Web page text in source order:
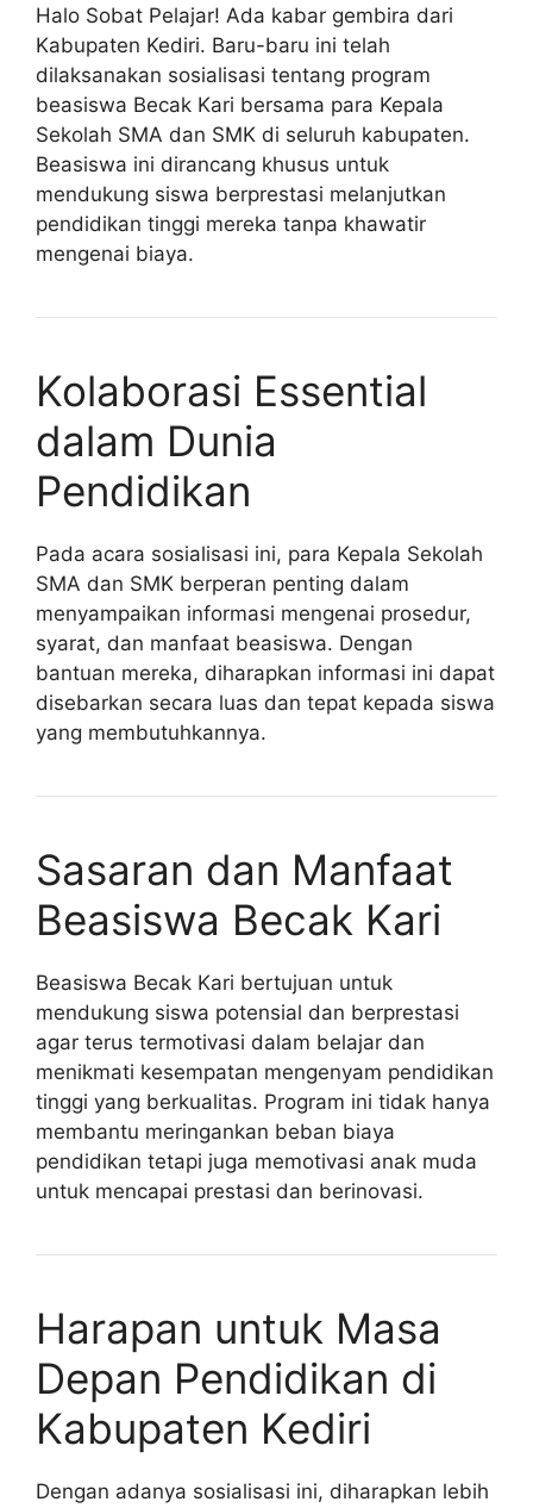
Halo Sobat Pelajar! Ada kabar gembira dari
Kabupaten Kediri. Baru-baru ini telah
dilaksanakan sosialisasi tentang program
beasiswa Becak Kari bersama para Kepala
Sekolah SMA dan SMK di seluruh kabupaten.
Beasiswa ini dirancang khusus untuk
mendukung siswa berprestasi melanjutkan
pendidikan tinggi mereka tanpa khawatir
mengenai biaya.
Kolaborasi Essential
dalam Dunia
Pendidikan
Pada acara sosialisasi ini, para Kepala Sekolah
SMA dan SMK berperan penting dalam
menyampaikan informasi mengenai prosedur,
syarat, dan manfaat beasiswa. Dengan
bantuan mereka, diharapkan informasi ini dapat
disebarkan secara luas dan tepat kepada siswa
yang membutuhkannya.
Sasaran dan Manfaat
Beasiswa Becak Kari
Beasiswa Becak Kari bertujuan untuk
mendukung siswa potensial dan berprestasi
agar terus termotivasi dalam belajar dan
menikmati kesempatan mengenyam pendidikan
tinggi yang berkualitas. Program ini tidak hanya
membantu meringankan beban biaya
pendidikan tetapi juga memotivasi anak muda
untuk mencapai prestasi dan berinovasi.
Harapan untuk Masa
Depan Pendidikan di
Kabupaten Kediri
Dengan adanya sosialisasi ini, diharapkan lebih